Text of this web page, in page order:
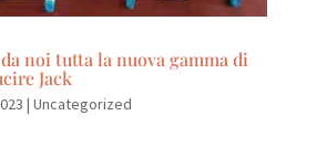
noi tutta la nuova gamma di
Jack
| Uncategorized